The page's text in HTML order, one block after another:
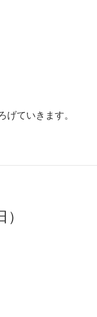
ていきます。